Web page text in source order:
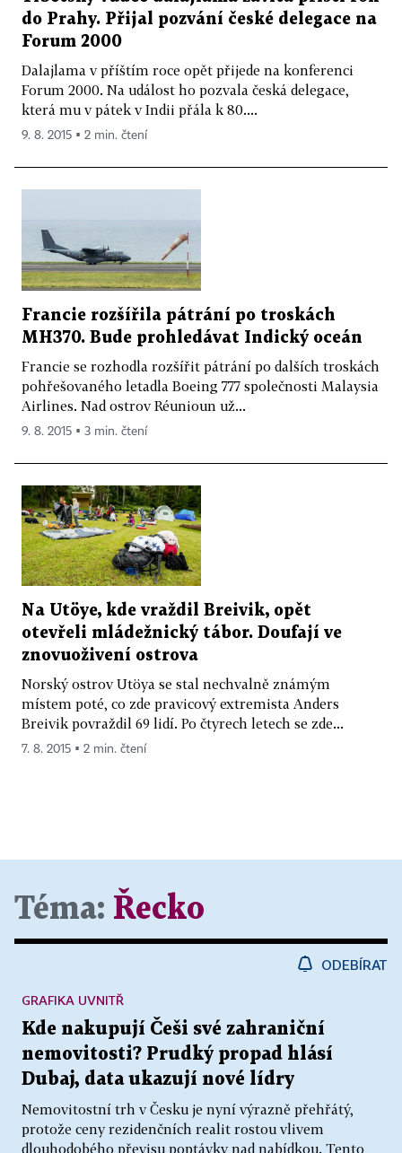
do Prahy. Přijal pozvání české delegace na
Forum 2000
Dalajlama v příštím roce opět přijede na konferenci
Forum 2000. Na událost ho pozvala česká delegace,
která mu v pátek v Indii přála k 80....
9. 8. 2015 ▪ 2 min. čtení
Francie rozšířila pátrání po troskách
MH370. Bude prohledávat Indický oceán
Francie se rozhodla rozšířit pátrání po dalších troskách
pohřešovaného letadla Boeing 777 společnosti Malaysia
Airlines. Nad ostrov Réunioun už...
9. 8. 2015 ▪ 3 min. čtení
Na Utöye, kde vraždil Breivik, opět
otevřeli mládežnický tábor. Doufají ve
znovuoživení ostrova
Norský ostrov Utöya se stal nechvalně známým
místem poté, co zde pravicový extremista Anders
Breivik povraždil 69 lidí. Po čtyrech letech se zde...
7. 8. 2015 ▪ 2 min. čtení
Téma: Řecko
ODEBÍRAT
Kde nakupují Češi své zahraniční
nemovitosti? Prudký propad hlásí
Dubaj, data ukazují nové lídry
Nemovitostní trh v Česku je nyní výrazně přehřátý,
protože ceny rezidenčních realit rostou vlivem
dlouhodobého převisu poptávky nad nabídkou. Tento
GRAFIKA UVNITŘ